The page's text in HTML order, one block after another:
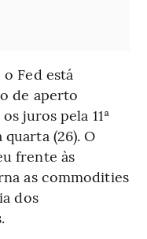
Fed está
de aperto
juros pela 11ª
(26). O
frente às
as commodities
dos